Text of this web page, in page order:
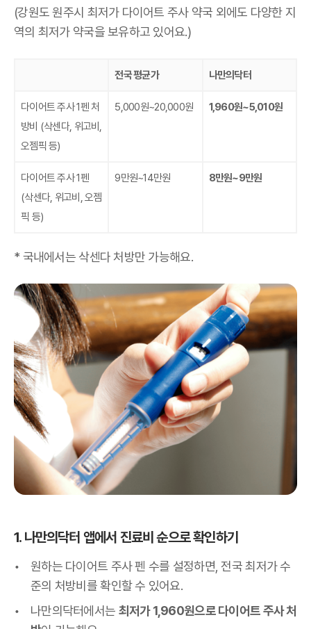
(강원도 원주시 최저가 다이어트 주사 약국 외에도 다양한 지
역의 최저가 약국을 보유하고 있어요.)
전국 평균가 나만의닥터
다이어트 주사 1펜 처
방비 (삭센다, 위고비,
오젬픽 등)
5,000원~20,000원 1,960원~5,010원
다이어트 주사 1펜
(삭센다, 위고비, 오젬
픽 등)
9만원~14만원 8만원~9만원
* 국내에서는 삭센다 처방만 가능해요.
1. 나만의닥터 앱에서 진료비 순으로 확인하기
원하는 다이어트 주사 펜 수를 설정하면, 전국 최저가 수
준의 처방비를 확인할 수 있어요.
나만의닥터에서는 최저가 1,960원으로 다이어트 주사 처